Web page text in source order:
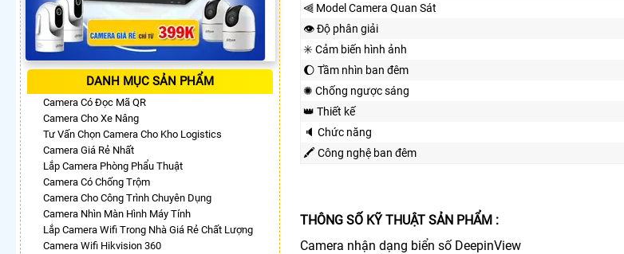
DANH MỤC SẢN PHẨM
Camera Có Đọc Mã QR
Camera Cho Xe Nâng
Tư Vấn Chọn Camera Cho Kho Logistics
Camera Giá Rẻ Nhất
Lắp Camera Phòng Phẩu Thuật
Camera Có Chống Trộm
Camera Cho Công Trình Chuyên Dụng
Camera Nhìn Màn Hình Máy Tính
Lắp Camera Wifi Trong Nhà Giá Rẻ Chất Lượng
Camera Wifi Hikvision 360
⫷ Model Camera Quan Sát
👁 Độ phân giải
✳️ Cảm biến hình ảnh
🌔 Tầm nhìn ban đêm
✺ Chống ngược sáng
👑 Thiết kế
🔈 Chức năng
🖍 Công nghệ ban đêm
THÔNG SỐ KỸ THUẬT SẢN PHẨM :
Camera nhận dạng biển số DeepinView